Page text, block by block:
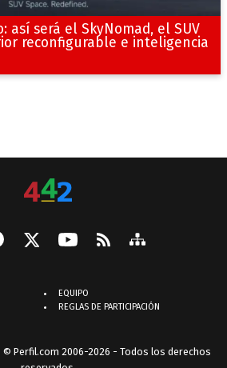
así será el SkyNomad, el SUV
reconfigurable e inteligencia
EQUIPO
REGLAS DE PARTICIPACIÓN
| © Perfil.com 2006-2026 - Todos los derechos